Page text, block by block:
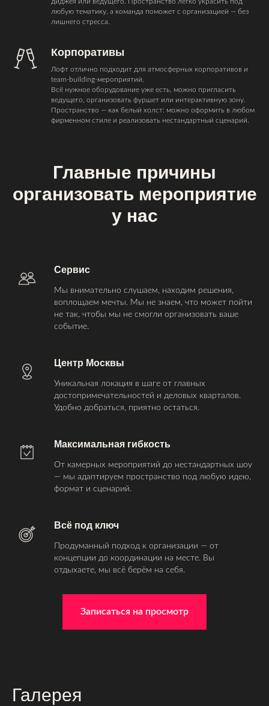
любую тематику, а команда поможет с организацией — без
лишнего стресса.
Корпоративы
Лофт отлично подходит для атмосферных корпоративов и
team-building-мероприятий.
Всё нужное оборудование уже есть, можно пригласить
ведущего, организовать фуршет или интерактивную зону.
Пространство — как белый холст: можно оформить в любом
фирменном стиле и реализовать нестандартный сценарий.
Главные причины
организовать мероприятие
у нас
Сервис
Мы внимательно слушаем, находим решения,
воплощаем мечты. Мы не знаем, что может пойти
не так, чтобы мы не смогли организовать ваше
событие.
Центр Москвы
Уникальная локация в шаге от главных
достопримечательностей и деловых кварталов.
Удобно добраться, приятно остаться.
Максимальная гибкость
От камерных мероприятий до нестандартных шоу
— мы адаптируем пространство под любую идею,
формат и сценарий.
Всё под ключ
Продуманный подход к организации — от
концепции до координации на месте. Вы
отдыхаете, мы всё берём на себя.
Записаться на просмотр
Галерея